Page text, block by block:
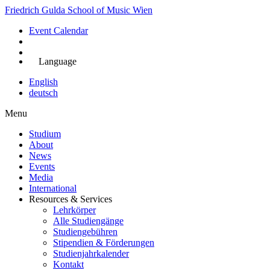
Skip
main
content
Friedrich Gulda School of Music Wien
Event Calendar
Language
English
deutsch
Menu
Main
navigation
Studium
About
News
Events
Media
International
Resources & Services
Lehrkörper
Alle Studiengänge
Studiengebühren
Stipendien & Förderungen
Studienjahrkalender
Kontakt